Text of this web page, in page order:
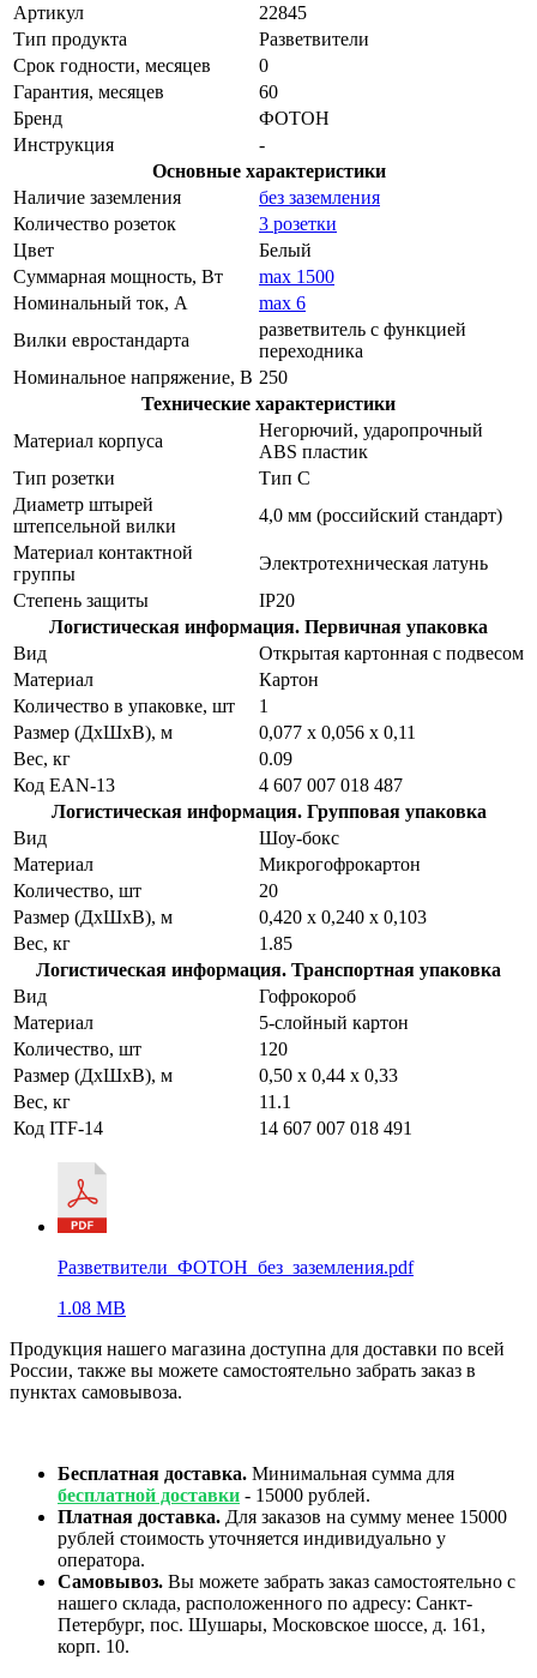
Артикул
22845
Тип продукта
Разветвители
Срок годности, месяцев
0
Гарантия, месяцев
60
Бренд
ФОТОН
Инструкция
-
Основные характеристики
Наличие заземления
без заземления
Количество розеток
3 розетки
Цвет
Белый
Суммарная мощность, Вт
max 1500
Номинальный ток, А
max 6
Вилки евростандарта
разветвитель с функцией
переходника
Номинальное напряжение, В 250
Технические характеристики
Материал корпуса
Негорючий, ударопрочный
ABS пластик
Тип розетки
Тип C
Диаметр штырей
штепсельной вилки
4,0 мм (российский стандарт)
Материал контактной
группы
Электротехническая латунь
Степень защиты
IP20
Логистическая информация. Первичная упаковка
Вид
Открытая картонная с подвесом
Материал
Картон
Количество в упаковке, шт
1
Размер (ДхШхВ), м
0,077 х 0,056 х 0,11
Вес, кг
0.09
Код EAN-13
4 607 007 018 487
Логистическая информация. Групповая упаковка
Вид
Шоу-бокс
Материал
Микрогофрокартон
Количество, шт
20
Размер (ДхШхВ), м
0,420 х 0,240 х 0,103
Вес, кг
1.85
Логистическая информация. Транспортная упаковка
Вид
Гофрокороб
Материал
5-слойный картон
Количество, шт
120
Размер (ДхШхВ), м
0,50 х 0,44 х 0,33
Вес, кг
11.1
Код ITF-14
14 607 007 018 491
Разветвители_ФОТОН_без_заземления.pdf
1.08 MB
Продукция нашего магазина доступна для доставки по всей
России, также вы можете самостоятельно забрать заказ в
пунктах самовывоза.
Бесплатная доставка. Минимальная сумма для
бесплатной доставки - 15000 рублей.
Платная доставка. Для заказов на сумму менее 15000
рублей стоимость уточняется индивидуально у
оператора.
Самовывоз. Вы можете забрать заказ самостоятельно с
нашего склада, расположенного по адресу: Санкт-
Петербург, пос. Шушары, Московское шоссе, д. 161,
корп. 10.